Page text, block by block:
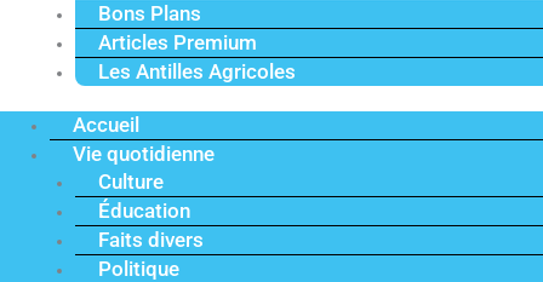
Bons Plans
Articles Premium
Les Antilles Agricoles
Accueil
Vie quotidienne
Culture
Éducation
Faits divers
Politique